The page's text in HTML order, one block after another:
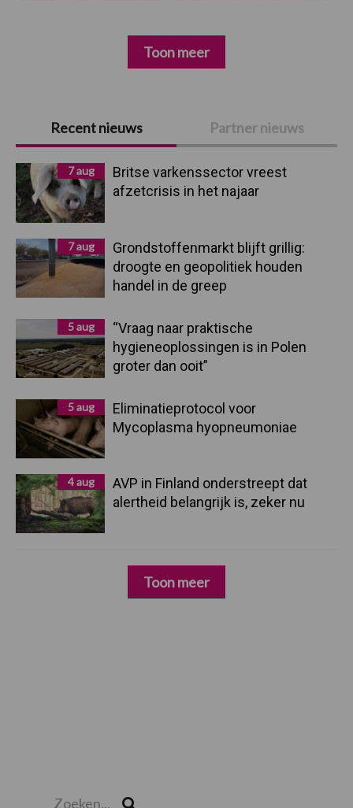
Primaire
Sidebar
Recent nieuws Partner nieuws
7 aug
Britse varkenssector vreest
afzetcrisis in het najaar
7 aug
Grondstoffenmarkt blijft grillig:
droogte en geopolitiek houden
handel in de greep
5 aug
“Vraag naar praktische
hygieneoplossingen is in Polen
groter dan ooit”
5 aug
Eliminatieprotocol voor
Mycoplasma hyopneumoniae
4 aug
AVP in Finland onderstreept dat
alertheid belangrijk is, zeker nu
Toon meer
Toon meer